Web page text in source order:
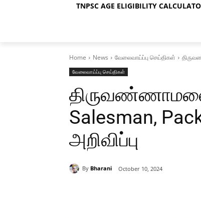
TNPSC AGE ELIGIBILITY
Home News வேலைவாய்ப்பு செய்திகள்
வேலைவாய்ப்பு செய்திகள்
Salesman,
அறிவிப்பு
By Bharani October 10, 2024